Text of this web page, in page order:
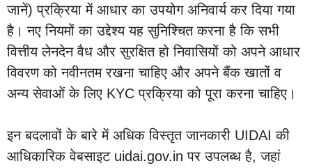
जानें) प्रक्रिया में आधार का उपयोग अनिवार्य कर दिया गया
है। नए नियमों का उद्देश्य यह सुनिश्चित करना है कि सभी
वित्तीय लेनदेन वैध और सुरक्षित हो निवासियों को अपने आधार
विवरण को नवीनतम रखना चाहिए और अपने बैंक खातों व
अन्य सेवाओं के लिए KYC प्रक्रिया को पूरा करना चाहिए।
इन बदलावों के बारे में अधिक विस्तृत जानकारी UIDAI की
आधिकारिक वेबसाइट uidai.gov.in पर उपलब्ध है, जहां